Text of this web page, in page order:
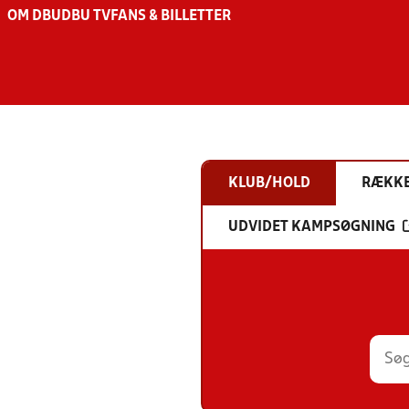
OM DBU DBU TV FANS & BILLETTER
KLUB/HOLD
UDVIDET KAMPSØGNING